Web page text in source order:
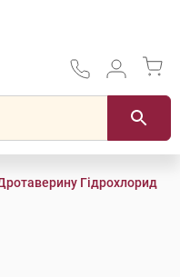
Гідрохлорид